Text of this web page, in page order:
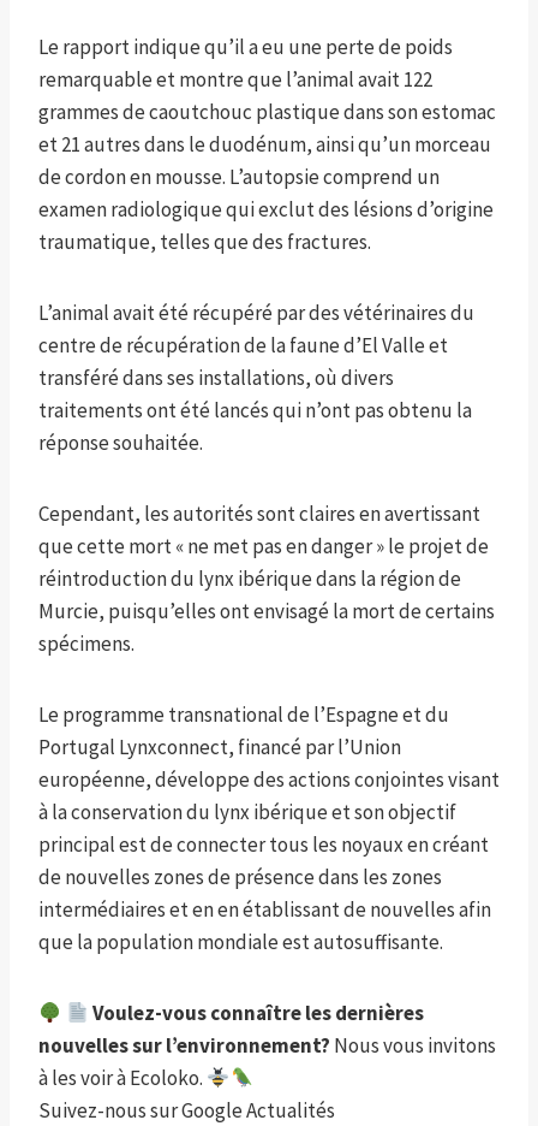
Le rapport indique qu’il a eu une perte de poids
remarquable et montre que l’animal avait 122
grammes de caoutchouc plastique dans son estomac
et 21 autres dans le duodénum, ​​ainsi qu’un morceau
de cordon en mousse. L’autopsie comprend un
examen radiologique qui exclut des lésions d’origine
traumatique, telles que des fractures.
L’animal avait été récupéré par des vétérinaires du
centre de récupération de la faune d’El Valle et
transféré dans ses installations, où divers
traitements ont été lancés qui n’ont pas obtenu la
réponse souhaitée.
Cependant, les autorités sont claires en avertissant
que cette mort « ne met pas en danger » le projet de
réintroduction du lynx ibérique dans la région de
Murcie, puisqu’elles ont envisagé la mort de certains
spécimens.
Le programme transnational de l’Espagne et du
Portugal Lynxconnect, financé par l’Union
européenne, développe des actions conjointes visant
à la conservation du lynx ibérique et son objectif
principal est de connecter tous les noyaux en créant
de nouvelles zones de présence dans les zones
intermédiaires et en en établissant de nouvelles afin
que la population mondiale est autosuffisante.
Voulez-vous connaître les dernières
nouvelles sur l’environnement? Nous vous invitons
à les voir à Ecoloko.
Suivez-nous sur Google Actualités